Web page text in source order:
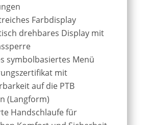
Farbdisplay
drehbares Display mit
symbolbasiertes Menü
mit
auf die PTB
(Langform)
Handschlaufe für